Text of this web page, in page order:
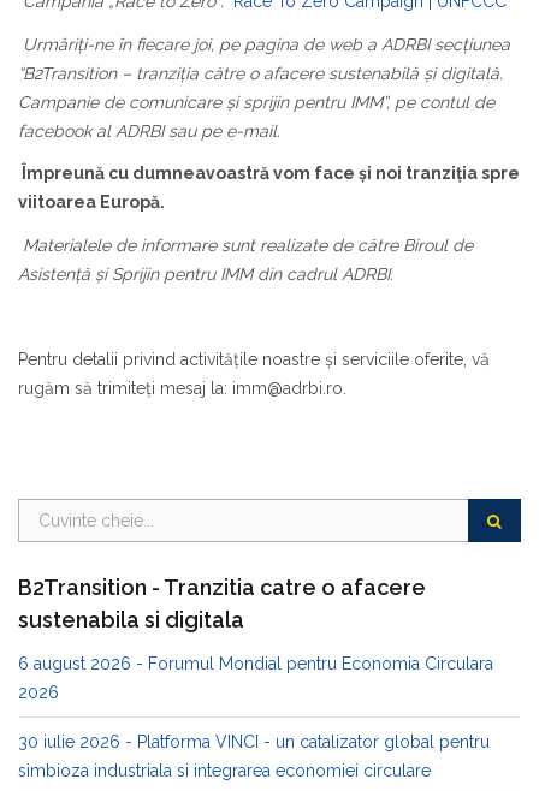
Urmăriți-ne în fiecare joi, pe pagina de web a ADRBI secțiunea
“B2Transition – tranziția către o afaceresustenabilă și digitală.
Campanie de comunicare și sprijin pentru IMM”, pe contul de
facebook al ADRBI sau pe e-mail.
Împreună cu dumneavoastră vom face și noi tranziția spre
viitoarea Europă.
Materialele de informare sunt realizate de către Biroul de
Asistență și Sprijin pentru IMM din cadrul ADRBI.
Pentru detalii privind activităţile noastre şi serviciile oferite, vă
rugăm să trimiteţi mesaj la: imm@adrbi.ro.
B2Transition - Tranzitia catre o afacere
sustenabila si digitala
6 august 2026 - Forumul Mondial pentru Economia Circulara
2026
30 iulie 2026 - Platforma VINCI - un catalizator global pentru
simbioza industriala si integrarea economiei circulare